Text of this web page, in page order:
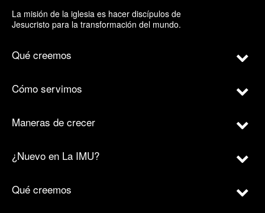
La misión de la iglesia es hacer discípulos de
Jesucristo para la transformación del mundo.
Qué creemos
Cómo servimos
Maneras de crecer
¿Nuevo en La IMU?
Qué creemos